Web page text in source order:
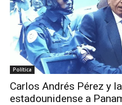
Política
Carlos Andrés Pérez y
estadounidense a